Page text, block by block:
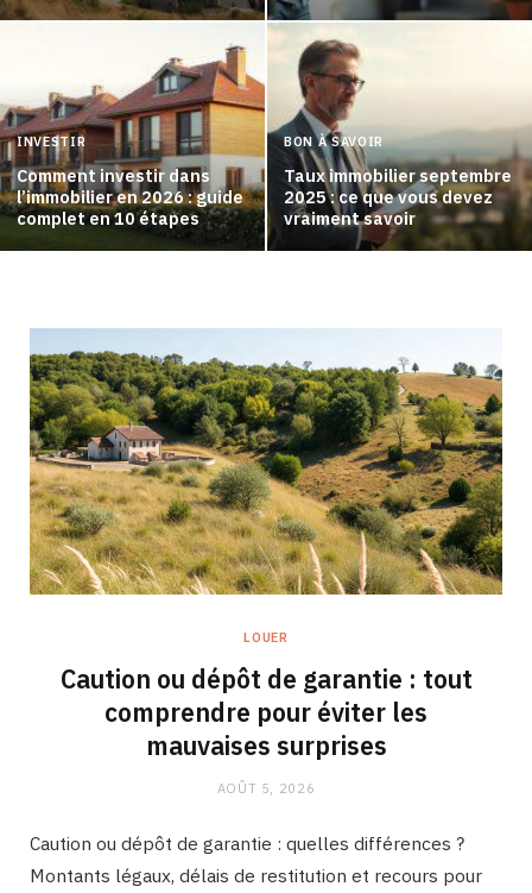
INVESTIR
Comment investir dans
l’immobilier en 2026 : guide
complet en 10 étapes
BON À SAVOIR
Taux immobilier septembre
2025 : ce que vous devez
vraiment savoir
LOUER
Caution ou dépôt de garantie : tout
comprendre pour éviter les
mauvaises surprises
AOÛT 5, 2026
Caution ou dépôt de garantie : quelles différences ?
Montants légaux, délais de restitution et recours pour